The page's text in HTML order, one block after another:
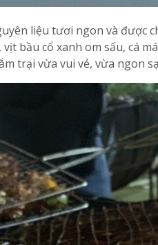
liệu tươi ngon và được
bầu cổ xanh om sấu, cá
trại vừa vui vẻ, vừa ngon